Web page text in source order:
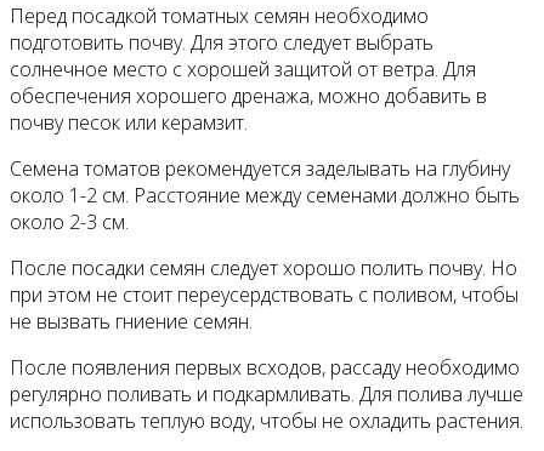
Перед посадкой томатных семян необходимо
подготовить почву. Для этого следует выбрать
солнечное место с хорошей защитой от ветра. Для
обеспечения хорошего дренажа, можно добавить в
почву песок или керамзит.
Семена томатов рекомендуется заделывать на глубину
около 1-2 см. Расстояние между семенами должно быть
около 2-3 см.
После посадки семян следует хорошо полить почву. Но
при этом не стоит переусердствовать с поливом, чтобы
не вызвать гниение семян.
После появления первых всходов, рассаду необходимо
регулярно поливать и подкармливать. Для полива лучше
использовать теплую воду, чтобы не охладить растения.